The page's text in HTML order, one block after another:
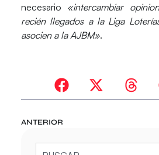
necesario «intercambiar
recién llegados a la Liga
asocien a la AJBM».
ANTERIOR